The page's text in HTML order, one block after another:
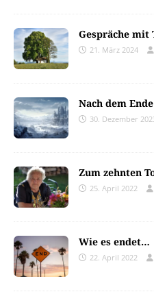
Gespräche mit
21. März 2024
Nach dem
30. Dezember
Zum zehnten
25. April 2022
Wie es endet…
22. April 2022